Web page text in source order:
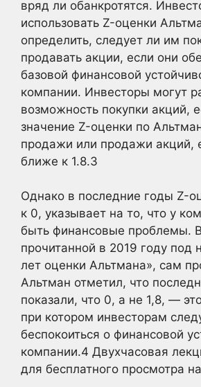
вряд ли обанкротятся.
использовать Z-оценки
определить, следует ли им
продавать акции, если они
базовой финансовой
компании. Инвесторы могут
возможность покупки акций,
значение Z-оценки по
продажи или продажи акций,
ближе к 1.8.3
Однако в последние годы Z-
к 0, указывает на то, что у
быть финансовые проблемы.
прочитанной в 2019 году под
лет оценки Альтмана», сам
Альтман отметил, что
показали, что 0, а не 1,8, —
при котором инвесторам
беспокоиться о финансовой
компании.4 Двухчасовая
для бесплатного просмотра